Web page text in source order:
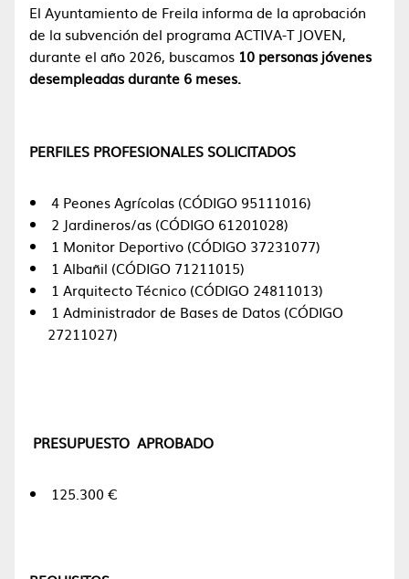
El Ayuntamiento de Freila informa de la aprobación
de la subvención del programa ACTIVA-T JOVEN,
durante el año 2026, buscamos 10 personas jóvenes
desempleadas durante 6 meses.
PERFILES PROFESIONALES SOLICITADOS
4 Peones Agrícolas (CÓDIGO 95111016)
2 Jardineros/as (CÓDIGO 61201028)
1 Monitor Deportivo (CÓDIGO 37231077)
1 Albañil (CÓDIGO 71211015)
1 Arquitecto Técnico (CÓDIGO 24811013)
1 Administrador de Bases de Datos (CÓDIGO
27211027)
PRESUPUESTO APROBADO
125.300 €